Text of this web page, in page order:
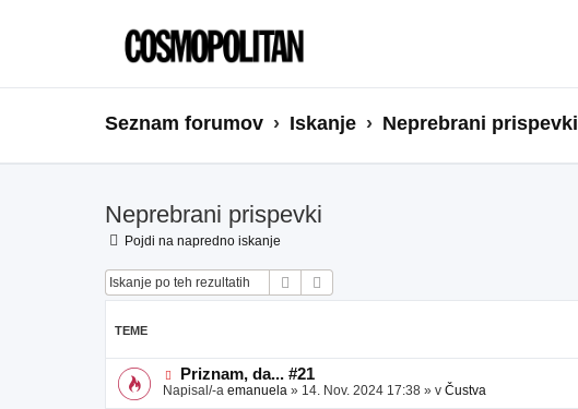
Seznam forumov Iskanje Neprebrani prispevki
Neprebrani prispevki
Pojdi na napredno iskanje
Iskanje
TEME
N
o
Priznam, da... #21
Napisal/-a emanuela » 14. Nov. 2024 17:38 » v Čustva